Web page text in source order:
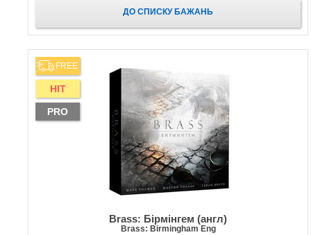
ДО СПИСКУ БАЖАНЬ
FREE
HIT
PRO
Brass: Бірмінгем (англ)
Brass: Birmingham Eng